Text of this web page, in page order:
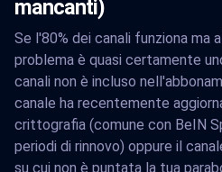
mancanti)
Se l'80% dei canali funziona ma
problema è quasi certamente
canali non è incluso
canale ha recentemente
crittografia (comune con BeIN
periodi di rinnovo) oppure il
su cui non è puntata la tua